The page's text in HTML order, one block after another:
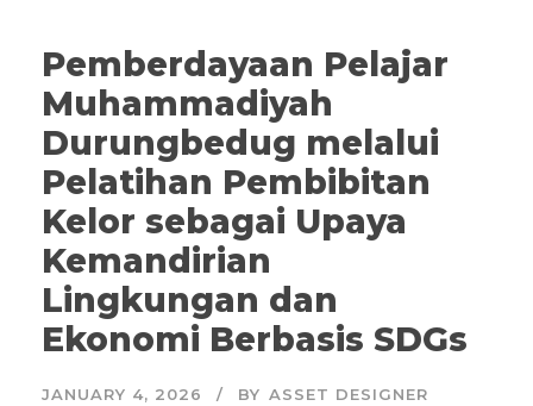
Pemberdayaan Pelajar
Muhammadiyah
Durungbedug melalui
Pelatihan Pembibitan
Kelor sebagai Upaya
Kemandirian
Lingkungan dan
Ekonomi Berbasis SDGs
JANUARY 4, 2026 BY ASSET DESIGNER